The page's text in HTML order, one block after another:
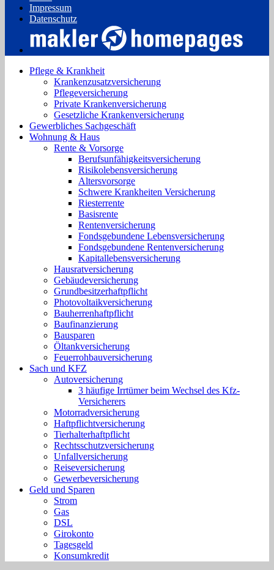
Impressum
Datenschutz
Pflege & Krankheit
Krankenzusatzversicherung
Pflegeversicherung
Private Krankenversicherung
Gesetzliche Krankenversicherung
Gewerbliches Sachgeschäft
Wohnung & Haus
Rente & Vorsorge
Berufs­unfähigkeitsversicherung
Risikolebensversicherung
Altersvorsorge
Schwere Krankheiten Versicherung
Riesterrente
Basisrente
Rentenversicherung
Fondsgebundene Lebensversicherung
Fondsgebundene Rentenversicherung
Kapitallebensversicherung
Hausratversicherung
Gebäudeversicherung
Grundbesitzerhaftpflicht
Photovoltaikversicherung
Bauherrenhaftpflicht
Baufinanzierung
Bausparen
Öltankversicherung
Feuerrohbauversicherung
Sach und KFZ
Autoversicherung
3 häufige Irrtümer beim Wechsel des Kfz-
Versicherers
Motorradversicherung
Haftpflichtversicherung
Tierhalterhaftpflicht
Rechtsschutzversicherung
Unfallversicherung
Reiseversicherung
Gewerbeversicherung
Geld und Sparen
Strom
Gas
DSL
Girokonto
Tagesgeld
Konsumkredit